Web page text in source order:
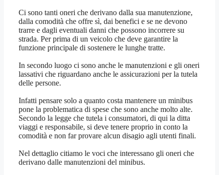
Ci sono tanti oneri che derivano dalla sua manutenzione,
dalla comodità che offre sì, dai benefici e se ne devono
trarre e dagli eventuali danni che possono incorrere su
strada. Per prima di un veicolo che deve garantire la
funzione principale di sostenere le lunghe tratte.
In secondo luogo ci sono anche le manutenzioni e gli oneri
lassativi che riguardano anche le assicurazioni per la tutela
delle persone.
Infatti pensare solo a quanto costa mantenere un minibus
pone la problematica di spese che sono anche molto alte.
Secondo la legge che tutela i consumatori, di qui la ditta
viaggi e responsabile, si deve tenere proprio in conto la
comodità e non far provare alcun disagio agli utenti finali.
Nel dettaglio citiamo le voci che interessano gli oneri che
derivano dalle manutenzioni del minibus.